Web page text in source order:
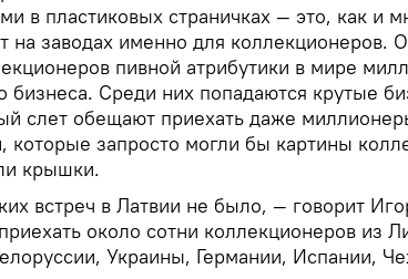
в пластиковых страничках — это, как и
на заводах именно для коллекционеров.
пивной атрибутики в мире
бизнеса. Среди них попадаются крутые
слет обещают приехать даже
которые запросто могли бы картины
крышки.
встреч в Латвии не было, — говорит
около сотни коллекционеров из
Украины, Германии, Испании,